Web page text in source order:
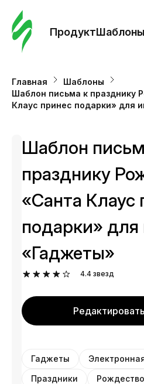
ПродуктШаблоны
Главная
Шаблоны
Шаблон письма к празднику
Клаус принес подарки» для
Шаблон
празднику
«Санта Клаус
подарки» для
«Гаджеты»
4.4звезд
Редактировать
Гаджеты
Праздники
Рождество